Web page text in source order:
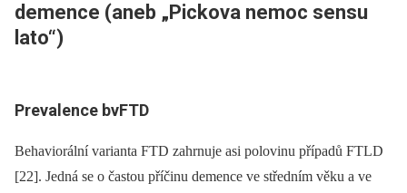
demence (aneb „Pickova nemoc sensu
lato“)
Prevalence bvFTD
Behaviorální varianta FTD zahrnuje asi polovinu případů FTLD
[22]. Jedná se o častou příčinu demence ve středním věku a ve